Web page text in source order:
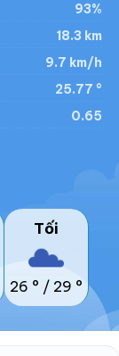
93%
18.3 km
9.7 km/h
25.77 °
0.65
Tối
26 ° / 29 °